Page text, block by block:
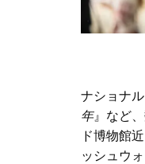
ナショナ
年』など
ド博物館
ッシュウ